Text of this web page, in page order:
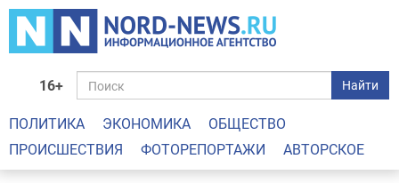
16+ Найти
ПОЛИТИКА ЭКОНОМИКА
ОБЩЕСТВО
ПРОИСШЕСТВИЯ
ФОТОРЕПОРТАЖИ АВТОРСКОЕ